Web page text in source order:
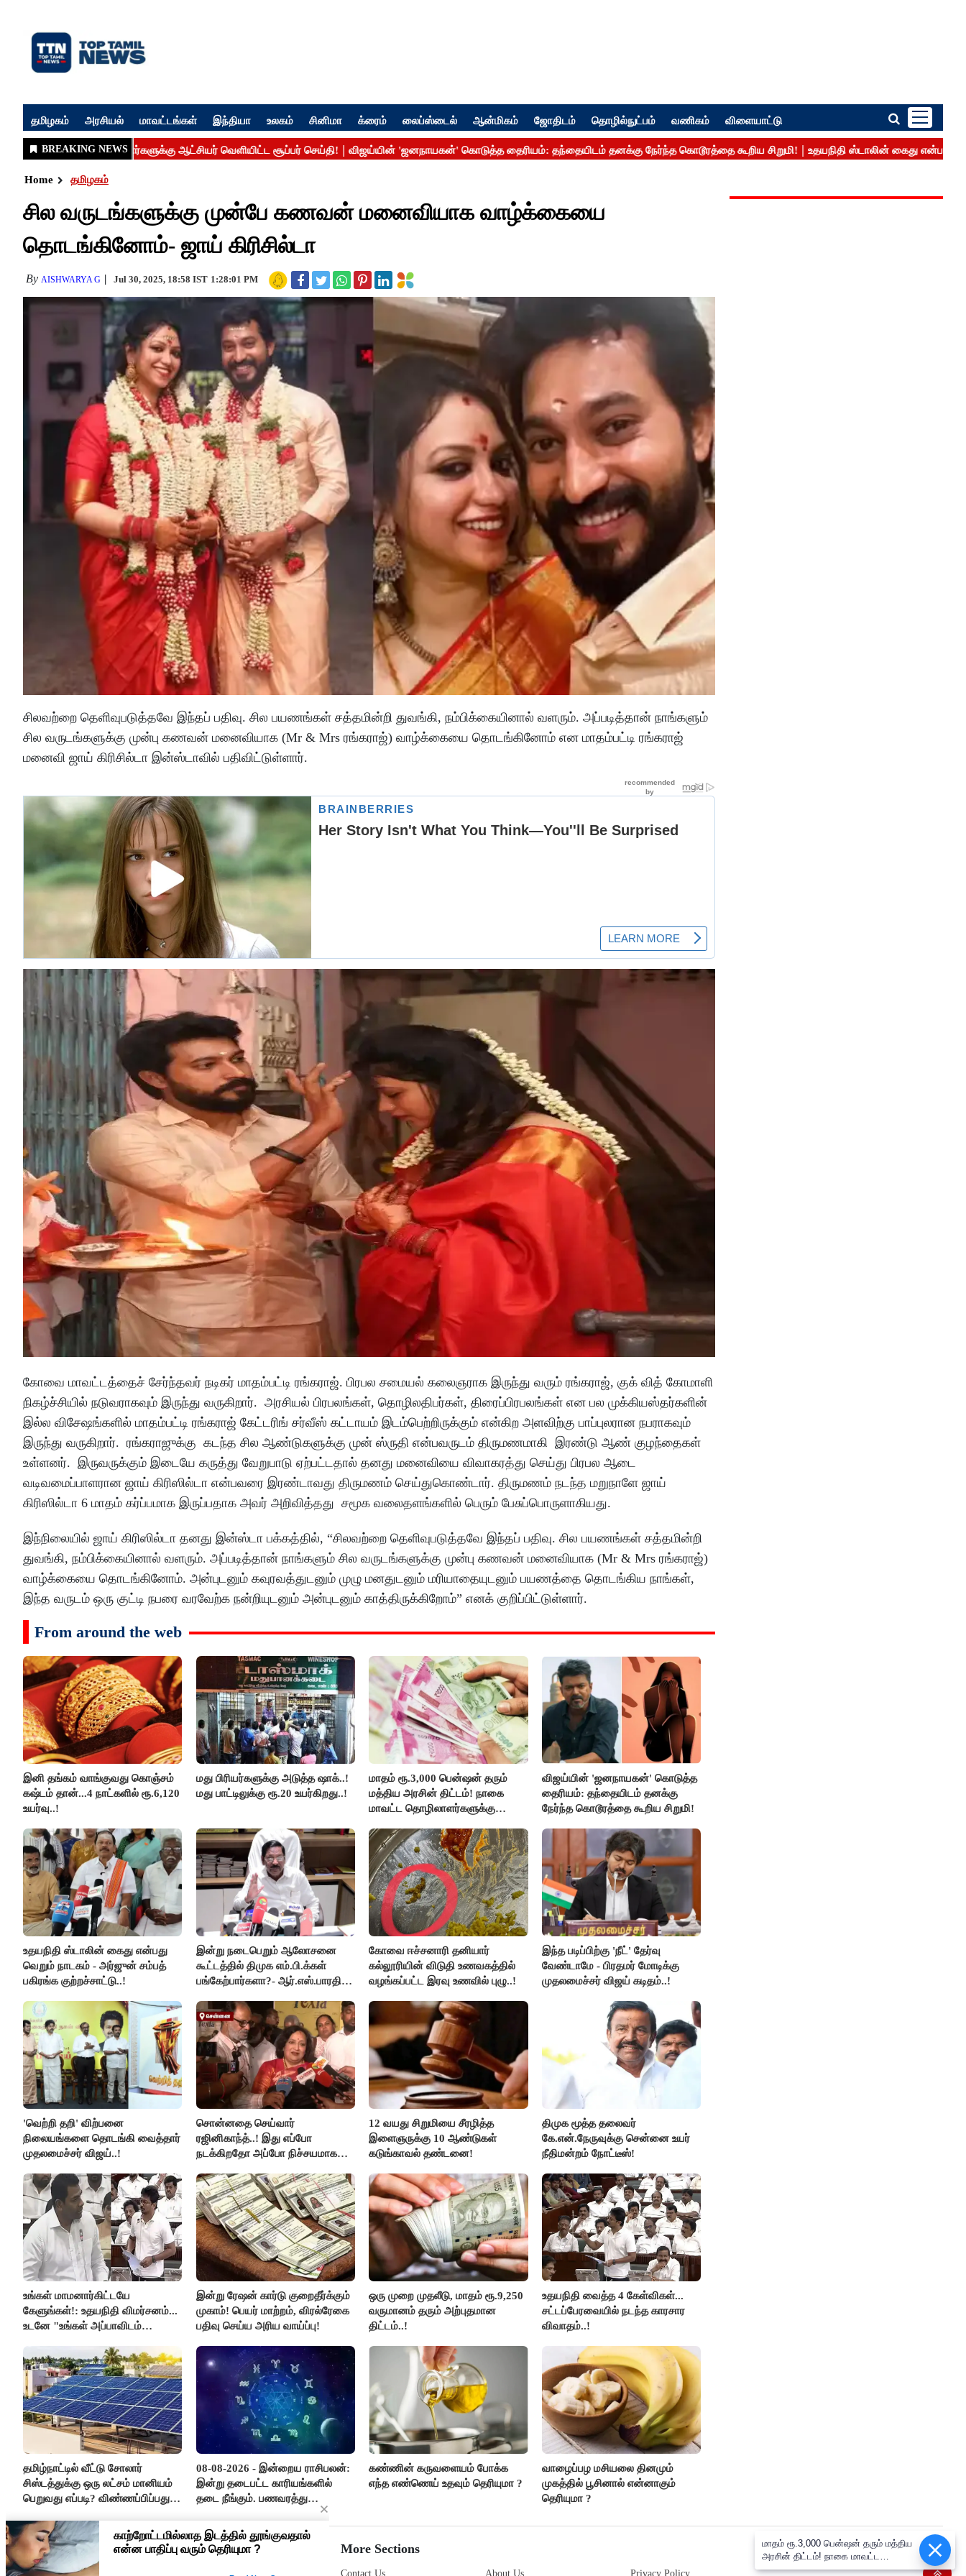
தமிழகம் அரசியல் மாவட்டங்கள் இந்தியா உலகம் சினிமா க்ரைம் லைப்ஸ்டைல் ஆன்மிகம் ஜோதிடம் தொழில்நுட்பம் வணிகம் விளையாட்டு
Home தமிழகம்
சில வருடங்களுக்கு முன்பே கணவன் மனைவியாக வாழ்க்கையை
தொடங்கினோம்- ஜாய் கிரிசில்டா
By AISHWARYA G Jul 30, 2025, 18:58 IST 1:28:01 PM
சிலவற்றை தெளிவுபடுத்தவே இந்தப் பதிவு. சில பயணங்கள் சத்தமின்றி துவங்கி, நம்பிக்கையினால் வளரும். அப்படித்தான் நாங்களும்
சில வருடங்களுக்கு முன்பு கணவன் மனைவியாக (Mr & Mrs ரங்கராஜ்) வாழ்க்கையை தொடங்கினோம் என மாதம்பட்டி ரங்கராஜ்
மனைவி ஜாய் கிரிசில்டா இன்ஸ்டாவில் பதிவிட்டுள்ளார்.
கோவை மாவட்டத்தைச் சேர்ந்தவர் நடிகர் மாதம்பட்டி ரங்கராஜ். பிரபல சமையல் கலைஞராக இருந்து வரும் ரங்கராஜ், குக் வித் கோமாளி
நிகழ்ச்சியில் நடுவராகவும் இருந்து வருகிறார். அரசியல் பிரபலங்கள், தொழிலதிபர்கள், திரைப்பிரபலங்கள் என பல முக்கியஸ்தர்களின்
இல்ல விசேஷங்களில் மாதம்பட்டி ரங்கராஜ் கேட்டரிங் சர்வீஸ் கட்டாயம் இடம்பெற்றிருக்கும் என்கிற அளவிற்கு பாப்புலரான நபராகவும்
இருந்து வருகிறார். ரங்கராஜுக்கு கடந்த சில ஆண்டுகளுக்கு முன் ஸ்ருதி என்பவருடம் திருமணமாகி இரண்டு ஆண் குழந்தைகள்
உள்ளனர். இருவருக்கும் இடையே கருத்து வேறுபாடு ஏற்பட்டதால் தனது மனைவியை விவாகரத்து செய்து பிரபல ஆடை
வடிவமைப்பாளரான ஜாய் கிரிஸில்டா என்பவரை இரண்டாவது திருமணம் செய்துகொண்டார். திருமணம் நடந்த மறுநாளே ஜாய்
கிரிஸில்டா 6 மாதம் கர்ப்பமாக இருப்பதாக அவர் அறிவித்தது சமூக வலைதளங்களில் பெரும் பேசுப்பொருளாகியது.
இந்நிலையில் ஜாய் கிரிஸில்டா தனது இன்ஸ்டா பக்கத்தில், “சிலவற்றை தெளிவுபடுத்தவே இந்தப் பதிவு. சில பயணங்கள் சத்தமின்றி
துவங்கி, நம்பிக்கையினால் வளரும். அப்படித்தான் நாங்களும் சில வருடங்களுக்கு முன்பு கணவன் மனைவியாக (Mr & Mrs ரங்கராஜ்)
வாழ்க்கையை தொடங்கினோம். அன்புடனும் கவுரவத்துடனும் முழு மனதுடனும் மரியாதையுடனும் பயணத்தை தொடங்கிய நாங்கள்,
இந்த வருடம் ஒரு குட்டி நபரை வரவேற்க நன்றியுடனும் அன்புடனும் காத்திருக்கிறோம்” எனக் குறிப்பிட்டுள்ளார்.
From around the web
இனி தங்கம் வாங்குவது கொஞ்சம்
கஷ்டம் தான்...4 நாட்களில் ரூ.6,120
உயர்வு..!
மது பிரியர்களுக்கு அடுத்த ஷாக்..!
மது பாட்டிலுக்கு ரூ.20 உயர்கிறது..!
மாதம் ரூ.3,000 பென்ஷன் தரும்
மத்திய அரசின் திட்டம்! நாகை
மாவட்ட தொழிலாளர்களுக்கு
செய்தி!
விஜய்யின் 'ஜனநாயகன்' கொடுத்த
தைரியம்: தந்தையிடம் தனக்கு
நேர்ந்த கொடூரத்தை கூறிய சிறுமி!
உதயநிதி ஸ்டாலின் கைது என்பது
வெறும் நாடகம் - அர்ஜுன் சம்பத்
பகிரங்க குற்றச்சாட்டு..!
இன்று நடைபெறும் ஆலோசனை
கூட்டத்தில் திமுக எம்.பி.க்கள்
பங்கேற்பார்களா?- ஆர்.எஸ்.பாரதி
கோவை ஈச்சனாரி தனியார்
கல்லூரியின் விடுதி உணவகத்தில்
வழங்கப்பட்ட இரவு உணவில் புழு..!
இந்த படிப்பிற்கு 'நீட்' தேர்வு
வேண்டாமே - பிரதமர் மோடிக்கு
முதலமைச்சர் விஜய் கடிதம்..!
'வெற்றி தறி' விற்பனை
நிலையங்களை தொடங்கி வைத்தார்
முதலமைச்சர் விஜய்..!
சொன்னதை செய்வார்
ரஜினிகாந்த்..! இது எப்போ
நடக்கிறதோ அப்போ நிச்சயமாக
ரஜினிகாந்த்..!
12 வயது சிறுமியை சீரழித்த
இளைஞருக்கு 10 ஆண்டுகள்
கடுங்காவல் தண்டனை!
திமுக மூத்த தலைவர்
கே.என்.நேருவுக்கு சென்னை உயர்
நீதிமன்றம் நோட்டீஸ்!
உங்கள் மாமனார்கிட்டயே
கேளுங்கள்!: உதயநிதி விமர்சனம்...
உடனே "உங்கள் அப்பாவிடம்
பதிலடி!
இன்று ரேஷன் கார்டு குறைதீர்க்கும்
முகாம்! பெயர் மாற்றம், விரல்ரேகை
பதிவு செய்ய அரிய வாய்ப்பு!
ஒரு முறை முதலீடு, மாதம் ரூ.9,250
வருமானம் தரும் அற்புதமான
திட்டம்..!
உதயநிதி வைத்த 4 கேள்விகள்...
சட்டப்பேரவையில் நடந்த காரசார
விவாதம்..!
தமிழ்நாட்டில் வீட்டு சோலார்
சிஸ்டத்துக்கு ஒரு லட்சம் மானியம்
பெறுவது எப்படி? விண்ணப்பிப்பது
08-08-2026 - இன்றைய ராசிபலன்:
இன்று தடைபட்ட காரியங்களில்
தடை நீங்கும். பணவரத்து
எதிர்பார்த்தபடி இருக்கும். ஆன்மீக
எண்ணம் அதிகரிக்கும்..!
கண்ணின் கருவளையம் போக்க
எந்த எண்ணெய் உதவும் தெரியுமா ?
வாழைப்பழ மசியலை தினமும்
முகத்தில் பூசினால் என்னாகும்
தெரியுமா ?
More Sections
Contact Us About Us Privacy Policy
மாதம் ரூ.3,000 பென்ஷன் தரும் மத்திய
அரசின் திட்டம்! நாகை மாவட்ட
தொழிலாளர்களுக்கு ஆட்சியர்